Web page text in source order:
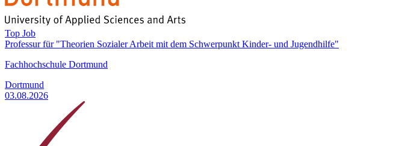
Top Job
Professur für "Theorien Sozialer Arbeit mit dem Schwerpunkt Kinder- und Jugendhilfe"
Fachhochschule Dortmund
Dortmund
03.08.2026